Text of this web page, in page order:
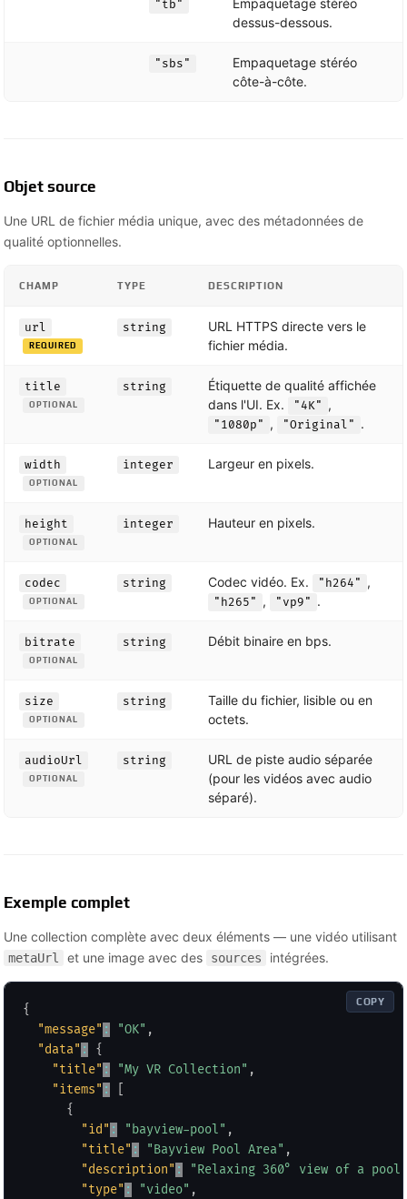
"tb"
dessus-dessous.
"sbs"
Empaquetage stéréo
côte-à-côte.
Objet source
Une URL de fichier média unique, avec des métadonnées de
qualité optionnelles.
CHAMP TYPE DESCRIPTION
url
REQUIRED
string
URL HTTPS directe vers le
fichier média.
title
OPTIONAL
string
Étiquette de qualité affichée
dans l'UI. Ex.
"4K" ,
"1080p" , "Original" .
width
OPTIONAL
integer Largeur en pixels.
height
OPTIONAL
integer Hauteur en pixels.
codec
OPTIONAL
string Codec vidéo. Ex. "h264" ,
"h265" , "vp9" .
bitrate
OPTIONAL
string Débit binaire en bps.
size
OPTIONAL
string
Taille du fichier, lisible ou en
octets.
audioUrl
OPTIONAL
string
URL de piste audio séparée
(pour les vidéos avec audio
séparé).
Exemple complet
Une collection complète avec deux éléments — une vidéo utilisant
metaUrl et une image avec des sources intégrées.
{
"message" : "OK" ,
"data" :
{
"title" : "My VR Collection" ,
"items" :
{
"id" : "bayview-pool" ,
"title" : "Bayview Pool Area" ,
"description" :
"Relaxing 360° view of a
"type" : "video" ,
COPY